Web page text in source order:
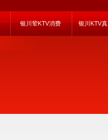
银川荤KTV消费 银川KTV